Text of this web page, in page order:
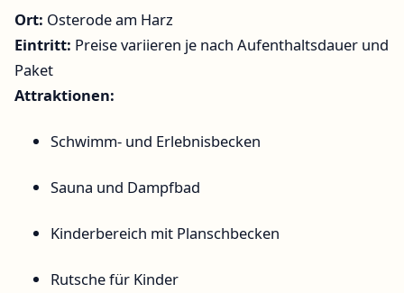
Ort: Osterode am Harz
Eintritt: Preise variieren je nach Aufenthaltsdauer und
Paket
Attraktionen:
Schwimm- und Erlebnisbecken
Sauna und Dampfbad
Kinderbereich mit Planschbecken
Rutsche für Kinder